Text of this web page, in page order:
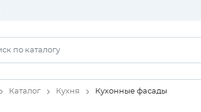
Каталог Кухня Кухонные фасады